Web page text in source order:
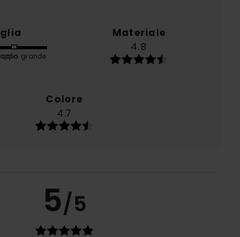
grande
Materiale
4.8
Colore
4.7
5/5